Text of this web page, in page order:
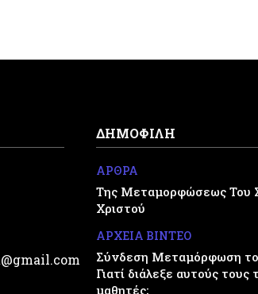
ΔΗΜΟΦΙΛΗ
ΑΡΘΡΑ
Της Μεταμορφώσεως Του
Χριστού
ΑΡΧΕΙΑ ΒΙΝΤΕΟ
Σύνδεση Μεταμόρφωση
Γιατί διάλεξε αυτούς τους
μαθητές;